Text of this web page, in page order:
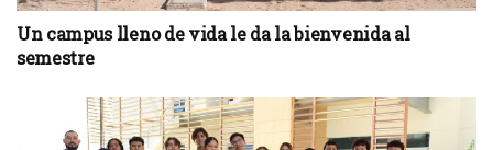
Un campus lleno de vida le da la bienvenida al
semestre